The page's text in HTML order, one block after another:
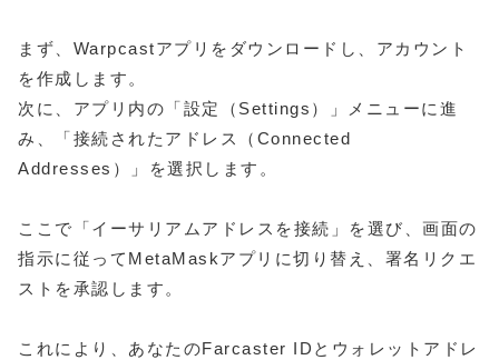
まず、Warpcastアプリをダウンロードし、アカウント
を作成します。
次に、アプリ内の「設定（Settings）」メニューに進
み、「接続されたアドレス（Connected
Addresses）」を選択します。
ここで「イーサリアムアドレスを接続」を選び、画面の
指示に従ってMetaMaskアプリに切り替え、署名リクエ
ストを承認します。
これにより、あなたのFarcaster IDとウォレットアドレ